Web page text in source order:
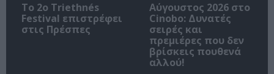
Το 2ο Triethnés
Festival επιστρέφει
στις Πρέσπες
Αύγουστος 2026 στο
Cinobo: Δυνατές
σειρές και
πρεμιέρες που δεν
βρίσκεις πουθενά
αλλού!